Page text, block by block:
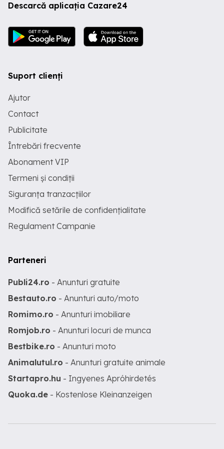
Descarcă aplicația Cazare24
Suport clienți
Ajutor
Contact
Publicitate
Întrebări frecvente
Abonament VIP
Termeni și condiții
Siguranța tranzacțiilor
Modifică setările de confidențialitate
Regulament Campanie
Parteneri
Publi24.ro - Anunturi gratuite
Bestauto.ro - Anunturi auto/moto
Romimo.ro - Anunturi imobiliare
Romjob.ro - Anunturi locuri de munca
Bestbike.ro - Anunturi moto
Animalutul.ro - Anunturi gratuite animale
Startapro.hu - Ingyenes Apróhirdetés
Quoka.de - Kostenlose Kleinanzeigen